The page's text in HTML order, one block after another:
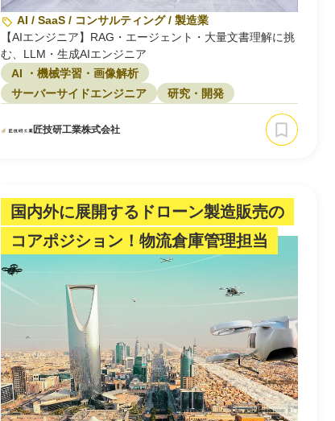
AI / SaaS / コンサルティング / 製造業
【AIエンジニア】RAG・エージェント・大量文書理解に挑
む、LLM・生成AIエンジニア
AI ・機械学習・画像解析
サーバーサイドエンジニア
研究・開発
匠技研工業株式会社
国内外に展開するドローン製造販売の
コアポジション！物流倉庫管理担当